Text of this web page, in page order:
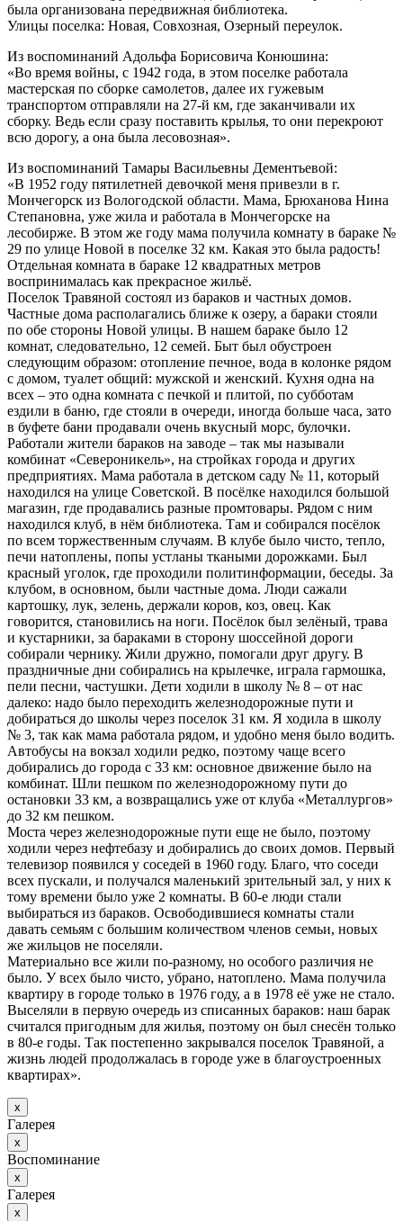
была организована передвижная библиотека.
Улицы поселка: Новая, Совхозная, Озерный переулок.
Из воспоминаний Адольфа Борисовича Конюшина:
«Во время войны, с 1942 года, в этом поселке работала
мастерская по сборке самолетов, далее их гужевым
транспортом отправляли на 27-й км, где заканчивали их
сборку. Ведь если сразу поставить крылья, то они перекроют
всю дорогу, а она была лесовозная».
Из воспоминаний Тамары Васильевны Дементьевой:
«В 1952 году пятилетней девочкой меня привезли в г.
Мончегорск из Вологодской области. Мама, Брюханова Нина
Степановна, уже жила и работала в Мончегорске на
лесобирже. В этом же году мама получила комнату в бараке №
29 по улице Новой в поселке 32 км. Какая это была радость!
Отдельная комната в бараке 12 квадратных метров
воспринималась как прекрасное жильё.
Поселок Травяной состоял из бараков и частных домов.
Частные дома располагались ближе к озеру, а бараки стояли
по обе стороны Новой улицы. В нашем бараке было 12
комнат, следовательно, 12 семей. Быт был обустроен
следующим образом: отопление печное, вода в колонке рядом
с домом, туалет общий: мужской и женский. Кухня одна на
всех – это одна комната с печкой и плитой, по субботам
ездили в баню, где стояли в очереди, иногда больше часа, зато
в буфете бани продавали очень вкусный морс, булочки.
Работали жители бараков на заводе – так мы называли
комбинат «Североникель», на стройках города и других
предприятиях. Мама работала в детском саду № 11, который
находился на улице Советской. В посёлке находился большой
магазин, где продавались разные промтовары. Рядом с ним
находился клуб, в нём библиотека. Там и собирался посёлок
по всем торжественным случаям. В клубе было чисто, тепло,
печи натоплены, попы устланы ткаными дорожками. Был
красный уголок, где проходили политинформации, беседы. За
клубом, в основном, были частные дома. Люди сажали
картошку, лук, зелень, держали коров, коз, овец. Как
говорится, становились на ноги. Посёлок был зелёный, трава
и кустарники, за бараками в сторону шоссейной дороги
собирали чернику. Жили дружно, помогали друг другу. В
праздничные дни собирались на крылечке, играла гармошка,
пели песни, частушки. Дети ходили в школу № 8 – от нас
далеко: надо было переходить железнодорожные пути и
добираться до школы через поселок 31 км. Я ходила в школу
№ 3, так как мама работала рядом, и удобно меня было водить.
Автобусы на вокзал ходили редко, поэтому чаще всего
добирались до города с 33 км: основное движение было на
комбинат. Шли пешком по железнодорожному пути до
остановки 33 км, а возвращались уже от клуба «Металлургов»
до 32 км пешком.
Моста через железнодорожные пути еще не было, поэтому
ходили через нефтебазу и добирались до своих домов. Первый
телевизор появился у соседей в 1960 году. Благо, что соседи
всех пускали, и получался маленький зрительный зал, у них к
тому времени было уже 2 комнаты. В 60-е люди стали
выбираться из бараков. Освободившиеся комнаты стали
давать семьям с большим количеством членов семьи, новых
же жильцов не поселяли.
Материально все жили по-разному, но особого различия не
было. У всех было чисто, убрано, натоплено. Мама получила
квартиру в городе только в 1976 году, а в 1978 её уже не стало.
Выселяли в первую очередь из списанных бараков: наш барак
считался пригодным для жилья, поэтому он был снесён только
в 80-е годы. Так постепенно закрывался поселок Травяной, а
жизнь людей продолжалась в городе уже в благоустроенных
квартирах».
х
Галерея
х
Воспоминание
х
Галерея
х